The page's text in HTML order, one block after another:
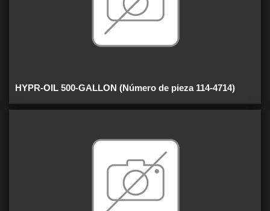
HYPR-OIL 500-GALLON (Número de pieza 114-4714)